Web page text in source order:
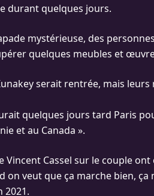
durant quelques jours.
mystérieuse, des
quelques meubles et
serait rentrée, mais
quelques jours tard Paris
et au Canada ».
Vincent Cassel sur le couple
on veut que ça marche bien,
2021.